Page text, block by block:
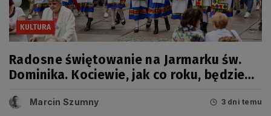
KULTURA
Radosne świętowanie na Jarmarku św.
Dominika. Kociewie, jak co roku, będzie
Marcin Szumny 3 dni temu